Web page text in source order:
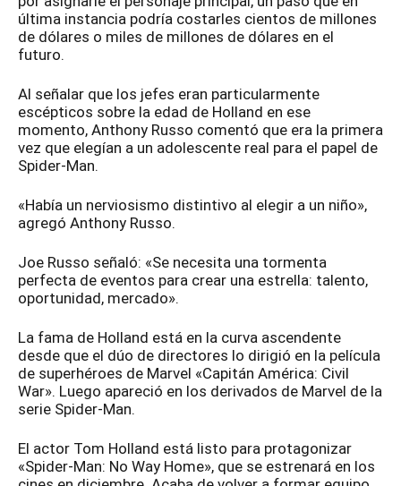
última instancia podría costarles cientos de millones
de dólares o miles de millones de dólares en el
futuro.
Al señalar que los jefes eran particularmente
escépticos sobre la edad de Holland en ese
momento, Anthony Russo comentó que era la primera
vez que elegían a un adolescente real para el papel de
Spider-Man.
«Había un nerviosismo distintivo al elegir a un niño»,
agregó Anthony Russo.
Joe Russo señaló: «Se necesita una tormenta
perfecta de eventos para crear una estrella: talento,
oportunidad, mercado».
La fama de Holland está en la curva ascendente
desde que el dúo de directores lo dirigió en la película
de superhéroes de Marvel «Capitán América: Civil
War». Luego apareció en los derivados de Marvel de la
serie Spider-Man.
El actor Tom Holland está listo para protagonizar
«Spider-Man: No Way Home», que se estrenará en los